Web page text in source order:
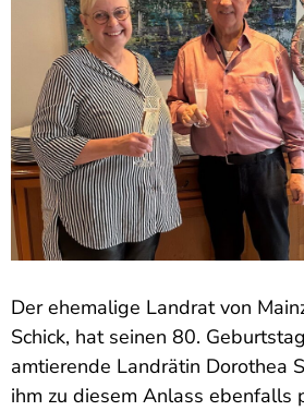
Der ehemalige Landrat von
Schick, hat seinen 80.
amtierende Landrätin Dorothea
ihm zu diesem Anlass ebenfalls